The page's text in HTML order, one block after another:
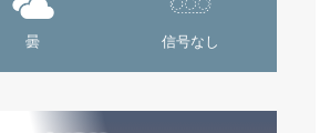
曇 信号なし